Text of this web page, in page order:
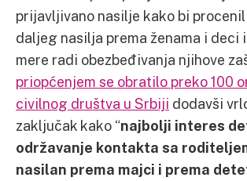
prijavljivano nasilje kako bi
daljeg nasilja prema ženama i deci
mere radi obezbeđivanja njihove
priopćenjem se obratilo preko 100
civilnog društva u Srbiji dodavši
zaključak kako “najbolji interes
održavanje kontakta sa
nasilan prema majci i prema